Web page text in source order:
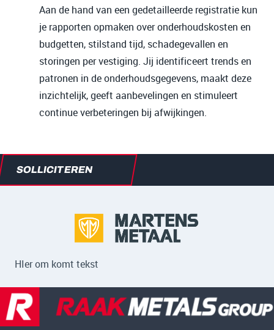
Aan de hand van een gedetailleerde registratie kun
je rapporten opmaken over onderhoudskosten en
budgetten, stilstand tijd, schadegevallen en
storingen per vestiging. Jij identificeert trends en
patronen in de onderhoudsgegevens, maakt deze
inzichtelijk, geeft aanbevelingen en stimuleert
continue verbeteringen bij afwijkingen.
SOLLICITEREN
HIer om komt tekst